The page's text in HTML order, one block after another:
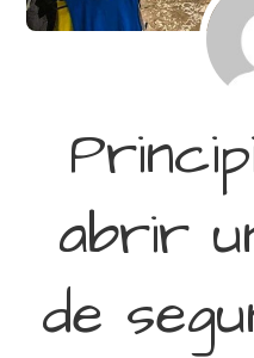
abrir
de